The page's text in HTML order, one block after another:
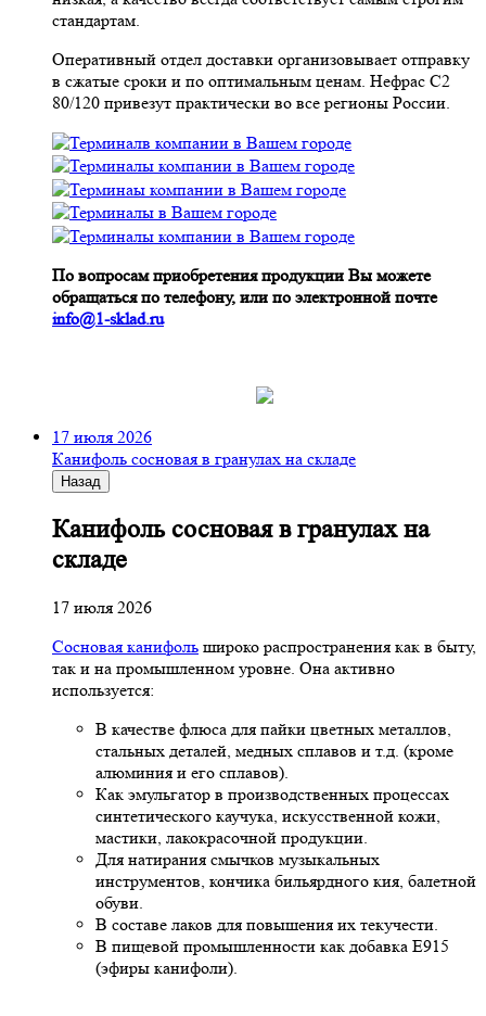
стандартам.
Оперативный отдел доставки организовывает отправку
в сжатые сроки и по оптимальным ценам. Нефрас С2
80/120 привезут практически во все регионы России.
По вопросам приобретения продукции Вы можете
обращаться по телефону, или по электронной почте
info@1-sklad.ru
17 июля 2026
Канифоль сосновая в гранулах на складе
Назад
Канифоль сосновая в гранулах на
складе
17 июля 2026
Сосновая канифоль широко распространения как в быту,
так и на промышленном уровне. Она активно
используется:
В качестве флюса для пайки цветных металлов,
стальных деталей, медных сплавов и т.д. (кроме
алюминия и его сплавов).
Как эмульгатор в производственных процессах
синтетического каучука, искусственной кожи,
мастики, лакокрасочной продукции.
Для натирания смычков музыкальных
инструментов, кончика бильярдного кия, балетной
обуви.
В составе лаков для повышения их текучести.
В пищевой промышленности как добавка Е915
(эфиры канифоли).